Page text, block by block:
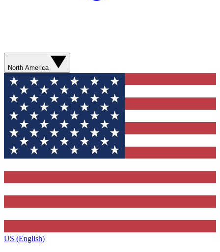
North America
US (English)